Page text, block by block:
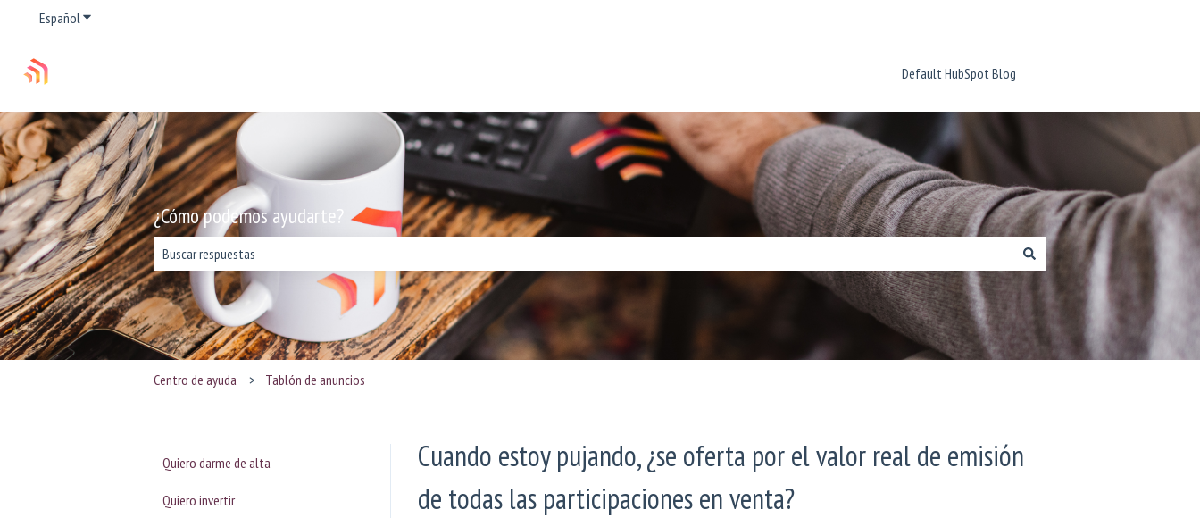
Español Traducciones de Mostrar submenú de
Default HubSpot Blog
¿Cómo podemos ayudarte?
No hay sugerencias porque el campo de búsqueda está vacío.
Centro de ayuda Tablón de anuncios
Cuando estoy pujando, ¿se oferta por el valor real de emisión
de todas las participaciones en venta?
Quiero darme de alta
Quiero invertir